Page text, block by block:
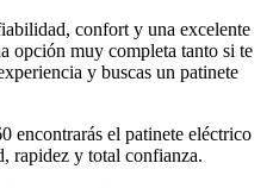
confort y una excelente
opción muy completa tanto si te
y buscas un patinete
encontrarás el patinete eléctrico
rapidez y total confianza.